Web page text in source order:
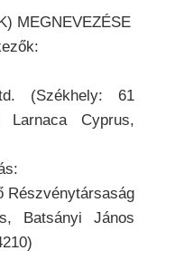
MEGNEVEZÉSE
(Székhely: 61
Cyprus,
Részvénytársaság
Batsányi János
)